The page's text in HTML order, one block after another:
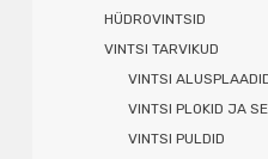
HÜDROVINTSID
VINTSI TARVIKUD
VINTSI
VINTSI PLOKID JA
VINTSI PULDID